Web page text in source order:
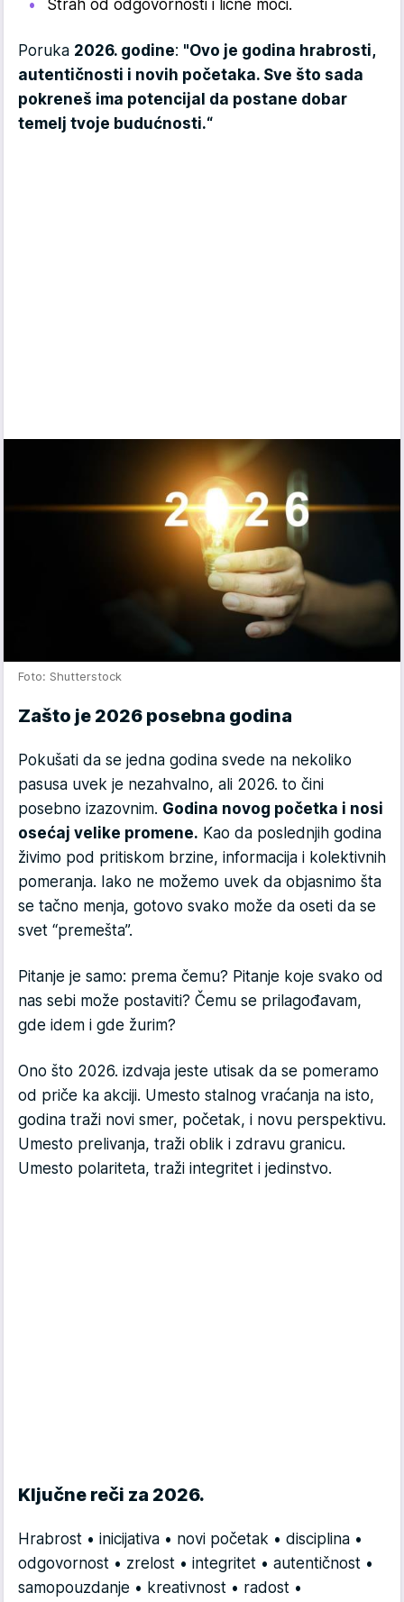
Strah od odgovornosti i lične moći.
Poruka 2026. godine: "Ovo je godina hrabrosti,
autentičnosti i novih početaka. Sve što sada
pokreneš ima potencijal da postane dobar
temelj tvoje budućnosti.“
Foto: Shutterstock
Zašto je 2026 posebna godina
Pokušati da se jedna godina svede na nekoliko
pasusa uvek je nezahvalno, ali 2026. to čini
posebno izazovnim. Godina novog početka i nosi
osećaj velike promene. Kao da poslednjih godina
živimo pod pritiskom brzine, informacija i kolektivnih
pomeranja. Iako ne možemo uvek da objasnimo šta
se tačno menja, gotovo svako može da oseti da se
svet “premešta”.
Pitanje je samo: prema čemu? Pitanje koje svako od
nas sebi može postaviti? Čemu se prilagođavam,
gde idem i gde žurim?
Ono što 2026. izdvaja jeste utisak da se pomeramo
od priče ka akciji. Umesto stalnog vraćanja na isto,
godina traži novi smer, početak, i novu perspektivu.
Umesto prelivanja, traži oblik i zdravu granicu.
Umesto polariteta, traži integritet i jedinstvo.
Ključne reči za 2026.
Hrabrost • inicijativa • novi početak • disciplina •
odgovornost • zrelost • integritet • autentičnost •
samopouzdanje • kreativnost • radost •